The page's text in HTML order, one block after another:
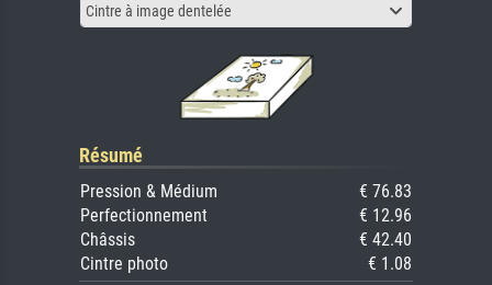
Cintre à image dentelée
Résumé
Pression & Médium
€ 76.83
Perfectionnement
€ 12.96
Châssis
€ 42.40
Cintre photo
€ 1.08